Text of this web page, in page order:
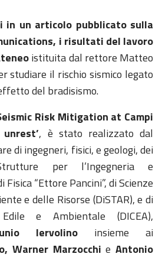
in un articolo pubblicato sulla
i risultati del lavoro
istituita dal rettore Matteo
studiare il rischio sismico legato
del bradisismo.
Risk Mitigation at Campi
, è stato realizzato dal
di ingegneri, fisici, e geologi, dei
per l’Ingegneria e
“Ettore Pancini”, di Scienze
e delle Risorse (DiSTAR), e di
e Ambientale (DICEA),
Iervolino insieme ai
Warner Marzocchie Antonio